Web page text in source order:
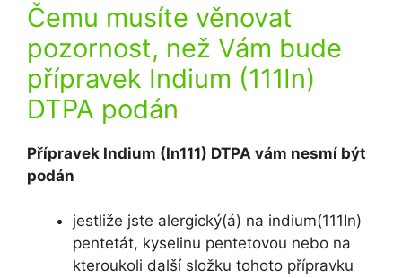
Čemu musíte věnovat
pozornost, než Vám bude
přípravek Indium (111In)
DTPA podán
Přípravek Indium (In111) DTPA vám nesmí být
podán
jestliže jste alergický(á) na indium(111In)
pentetát, kyselinu pentetovou nebo na
kteroukoli další složku tohoto přípravku